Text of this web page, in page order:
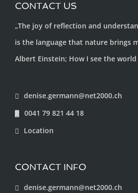
CONTACT US
„The joy of reflection and
is the language that nature brings
Albert Einstein; How I see the world
denise.germann@net2000.ch
0041 79 821 44 18
Location
CONTACT INFO
denise.germann@net2000.ch